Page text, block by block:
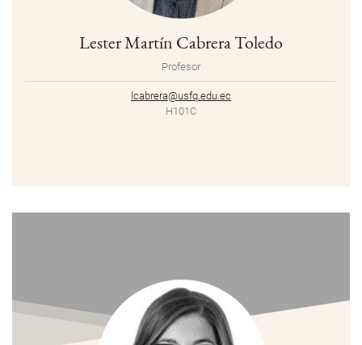
Lester Martín Cabrera Toledo
Profesor
lcabrera@usfq.edu.ec
H101C